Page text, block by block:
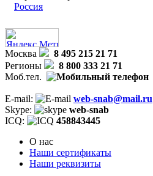
Россия
Москва
8 495 215 21 71
Регионы
8 800 333 21 71
Моб.тел.
E-mail:
web-snab@mail.ru
Skype:
web-snab
ICQ:
458843445
О нас
Наши сертификаты
Наши реквизиты